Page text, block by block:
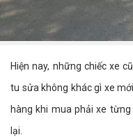
Hiện nay, những chiếc xe
tu sửa không khác gì xe
hàng khi mua phải xe
lại.